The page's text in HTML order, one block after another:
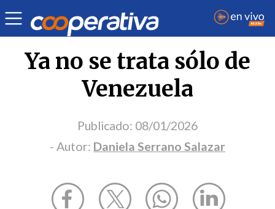
Opinión | Daniela Serrano Salazar
Ya no se trata sólo de
Venezuela
Publicado: 08/01/2026
- Autor: Daniela Serrano Salazar